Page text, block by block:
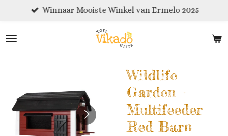
naar
Winnaar Mooiste Winkel van Ermelo 2025
Wildlife
Garden -
Multifeeder
Red Barn